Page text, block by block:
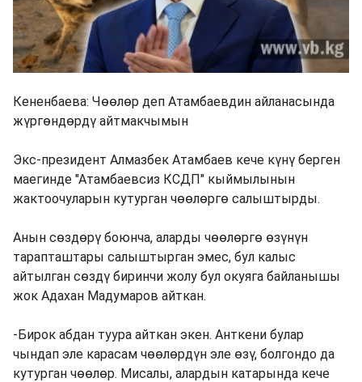
Кененбаева: Чөөлөр деп Атамбаевдин айланасында
жүргөндөрдү айтмакчымын
Экс-президент Алмазбек Атамбаев кече күнү берген
маегинде "Атамбаевсиз КСДП" кыймылынын
жактоочуларын кутурган чөөлөргө салыштырды.
Анын сөздөрү боюнча, аларды чөөлөргө өзүнүн
тарапташтары салыштырган эмес, бул калыс
айтылган сөздү биринчи жолу бул окуяга байланышы
жок Адахан Мадумаров айткан.
-Бирок абдан туура айткан экен. Анткени булар
чындап эле карасам чөөлөрдүн эле өзү, болгондо да
кутурган чөөлөр. Мисалы, алардын катарында кече